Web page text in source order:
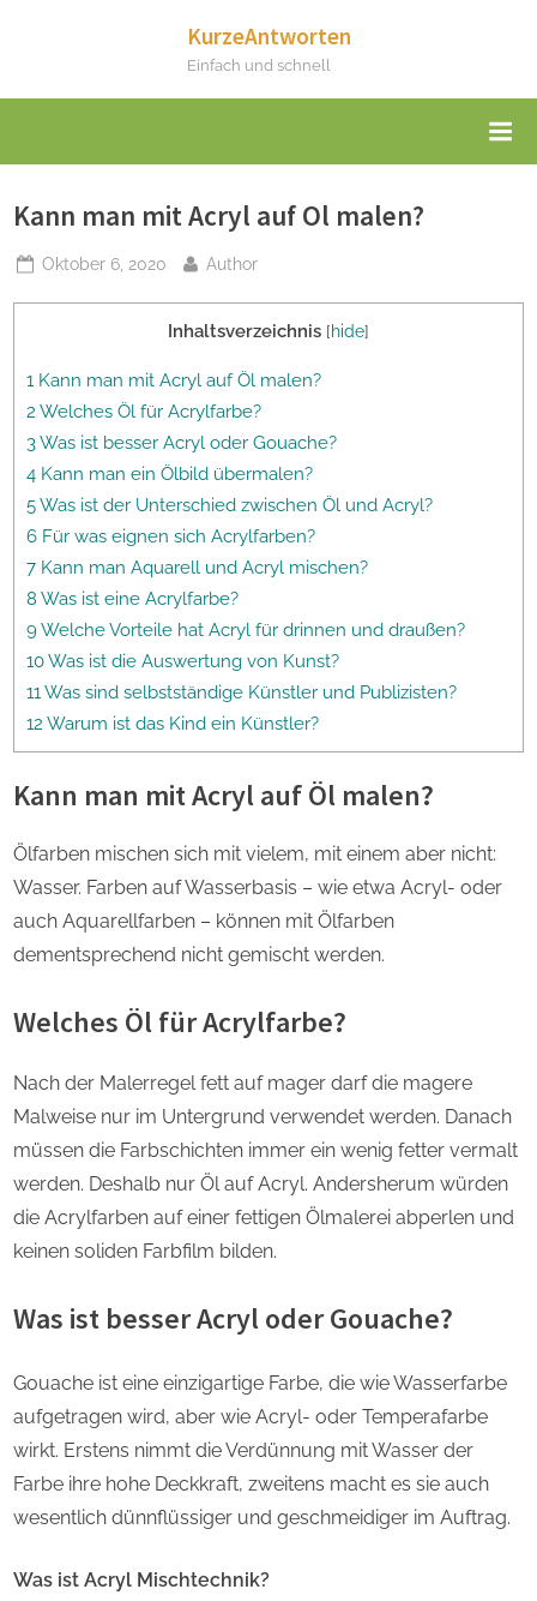
KurzeAntworten
Einfach und schnell
Kann man mit Acryl auf Ol malen?
Posted
Oktober 6, 2020 By
Author
Inhaltsverzeichnis [hide]
1 Kann man mit Acryl auf Öl malen?
2 Welches Öl für Acrylfarbe?
3 Was ist besser Acryl oder Gouache?
4 Kann man ein Ölbild übermalen?
5 Was ist der Unterschied zwischen Öl und Acryl?
6 Für was eignen sich Acrylfarben?
7 Kann man Aquarell und Acryl mischen?
8 Was ist eine Acrylfarbe?
9 Welche Vorteile hat Acryl für drinnen und draußen?
10 Was ist die Auswertung von Kunst?
11 Was sind selbstständige Künstler und Publizisten?
12 Warum ist das Kind ein Künstler?
Kann man mit Acryl auf Öl malen?
Ölfarben mischen sich mit vielem, mit einem aber nicht:
Wasser. Farben auf Wasserbasis – wie etwa Acryl- oder
auch Aquarellfarben – können mit Ölfarben
dementsprechend nicht gemischt werden.
Welches Öl für Acrylfarbe?
Nach der Malerregel fett auf mager darf die magere
Malweise nur im Untergrund verwendet werden. Danach
müssen die Farbschichten immer ein wenig fetter vermalt
werden. Deshalb nur Öl auf Acryl. Andersherum würden
die Acrylfarben auf einer fettigen Ölmalerei abperlen und
keinen soliden Farbfilm bilden.
Was ist besser Acryl oder Gouache?
Gouache ist eine einzigartige Farbe, die wie Wasserfarbe
aufgetragen wird, aber wie Acryl- oder Temperafarbe
wirkt. Erstens nimmt die Verdünnung mit Wasser der
Farbe ihre hohe Deckkraft, zweitens macht es sie auch
wesentlich dünnflüssiger und geschmeidiger im Auftrag.
Was ist Acryl Mischtechnik?